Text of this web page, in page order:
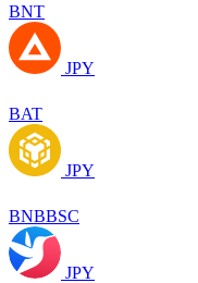
BNT
JPY
BAT
JPY
BNBBSC
JPY